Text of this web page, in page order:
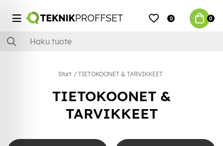
0 0
Start TIETOKOONET & TARVIKKEET
TIETOKOONET &
TARVIKKEET